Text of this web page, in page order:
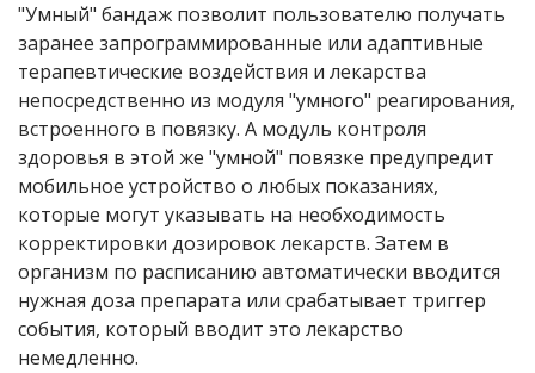
"Умный" бандаж позволит пользователю получать
заранее запрограммированные или адаптивные
терапевтические воздействия и лекарства
непосредственно из модуля "умного" реагирования,
встроенного в повязку. А модуль контроля
здоровья в этой же "умной" повязке предупредит
мобильное устройство о любых показаниях,
которые могут указывать на необходимость
корректировки дозировок лекарств. Затем в
организм по расписанию автоматически вводится
нужная доза препарата или срабатывает триггер
события, который вводит это лекарство
немедленно.